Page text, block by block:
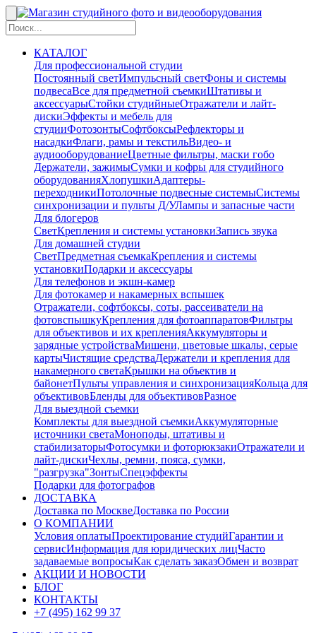
КАТАЛОГ
Для профессиональной студии
Постоянный светИмпульсный светФоны и системы
подвесаВсе для предметной съемкиШтативы и
аксессуарыСтойки студийныеОтражатели и лайт-
дискиЭффекты и мебель для
студииФотозонтыСофтбоксыРефлекторы и
насадкиФлаги, рамы и текстильВидео- и
аудиооборудованиеЦветные фильтры, маски гобо
Держатели, зажимыСумки и кофры для студийного
оборудованияХлопушкиАдаптеры-
переходникиПотолочные подвесные системыСистемы
синхронизации и пульты Д/УЛампы и запасные части
Для блогеров
СветКрепления и системы установкиЗапись звука
Для домашней студии
СветПредметная съемкаКрепления и системы
установкиПодарки и аксессуары
Для телефонов и экшн-камер
Для фотокамер и накамерных вспышек
Отражатели, софтбоксы, соты, рассеиватели на
фотовспышкуКрепления для фотоаппаратовФильтры
для объективов и их крепленияАккумуляторы и
зарядные устройстваМишени, цветовые шкалы, серые
картыЧистящие средстваДержатели и крепления для
накамерного светаКрышки на объектив и
байонетПульты управления и синхронизацияКольца для
объективовБленды для объективовРазное
Для выездной съемки
Комплекты для выездной съемкиАккумуляторные
источники светаМоноподы, штативы и
стабилизаторыФотосумки и фоторюкзакиОтражатели и
лайт-дискиЧехлы, ремни, пояса, сумки,
"разгрузка"ЗонтыСпецэффекты
Подарки для фотографов
ДОСТАВКА
Доставка по МосквеДоставка по России
О КОМПАНИИ
Условия оплатыПроектирование студийГарантии и
сервисИнформация для юридических лицЧасто
задаваемые вопросыКак сделать заказОбмен и возврат
АКЦИИ И НОВОСТИ
БЛОГ
КОНТАКТЫ
+7 (495) 162 99 37